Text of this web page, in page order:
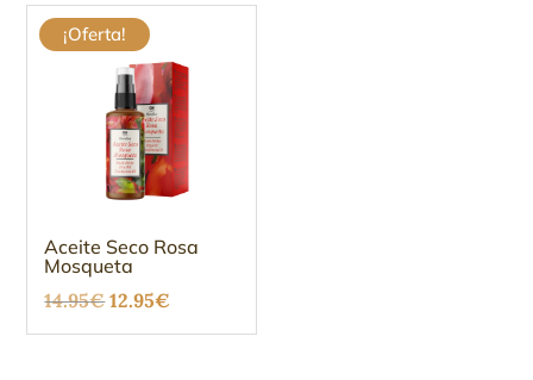
original
era:
22.95€.
actual
19.95€.
¡Oferta!
Aceite Seco Rosa
Mosqueta
14.95€El
precio
12.95€
precio